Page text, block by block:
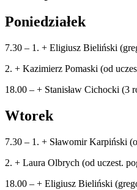
Poniedziałek
7.30 – 1. + Eligiusz Bieliński
2. + Kazimierz Pomaski (od
18.00 – + Stanisław Cichocki (3
Wtorek
7.30 – 1. + Sławomir Karpiński
2. + Laura Olbrych (od uczest.
18.00 – + Eligiusz Bieliński